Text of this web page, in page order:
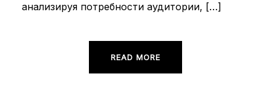
анализируя потребности аудитории, […]
READ MORE